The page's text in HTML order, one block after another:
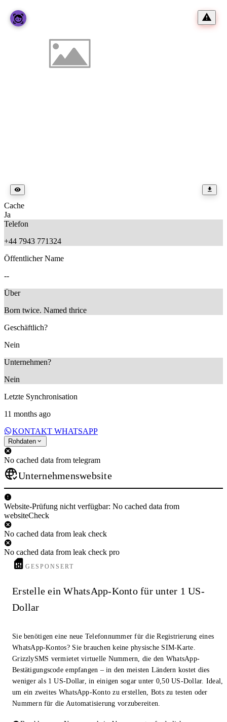
Cache
Ja
Telefon
+44 7943 771324
Öffentlicher Name
--
Über
Born twice. Named thrice
Geschäftlich?
Nein
Unternehmen?
Nein
Letzte Synchronisation
11 months ago
KONTAKT WHATSAPP
Rohdaten
No cached data from telegram
Unternehmenswebsite
Website-Prüfung nicht verfügbar: No cached data from
websiteCheck
No cached data from leak check
No cached data from leak check pro
GESPONSERT
Erstelle ein WhatsApp-Konto für unter 1 US-
Dollar
Sie benötigen eine neue Telefonnummer für die Registrierung eines
WhatsApp-Kontos? Sie brauchen keine physische SIM-Karte.
GrizzlySMS vermietet virtuelle Nummern, die den WhatsApp-
Bestätigungscode empfangen – in den meisten Ländern kostet dies
weniger als 1 US-Dollar, in einigen sogar unter 0,50 US-Dollar. Ideal,
um ein zweites WhatsApp-Konto zu erstellen, Bots zu testen oder
Nummern für die Automatisierung vorzubereiten.